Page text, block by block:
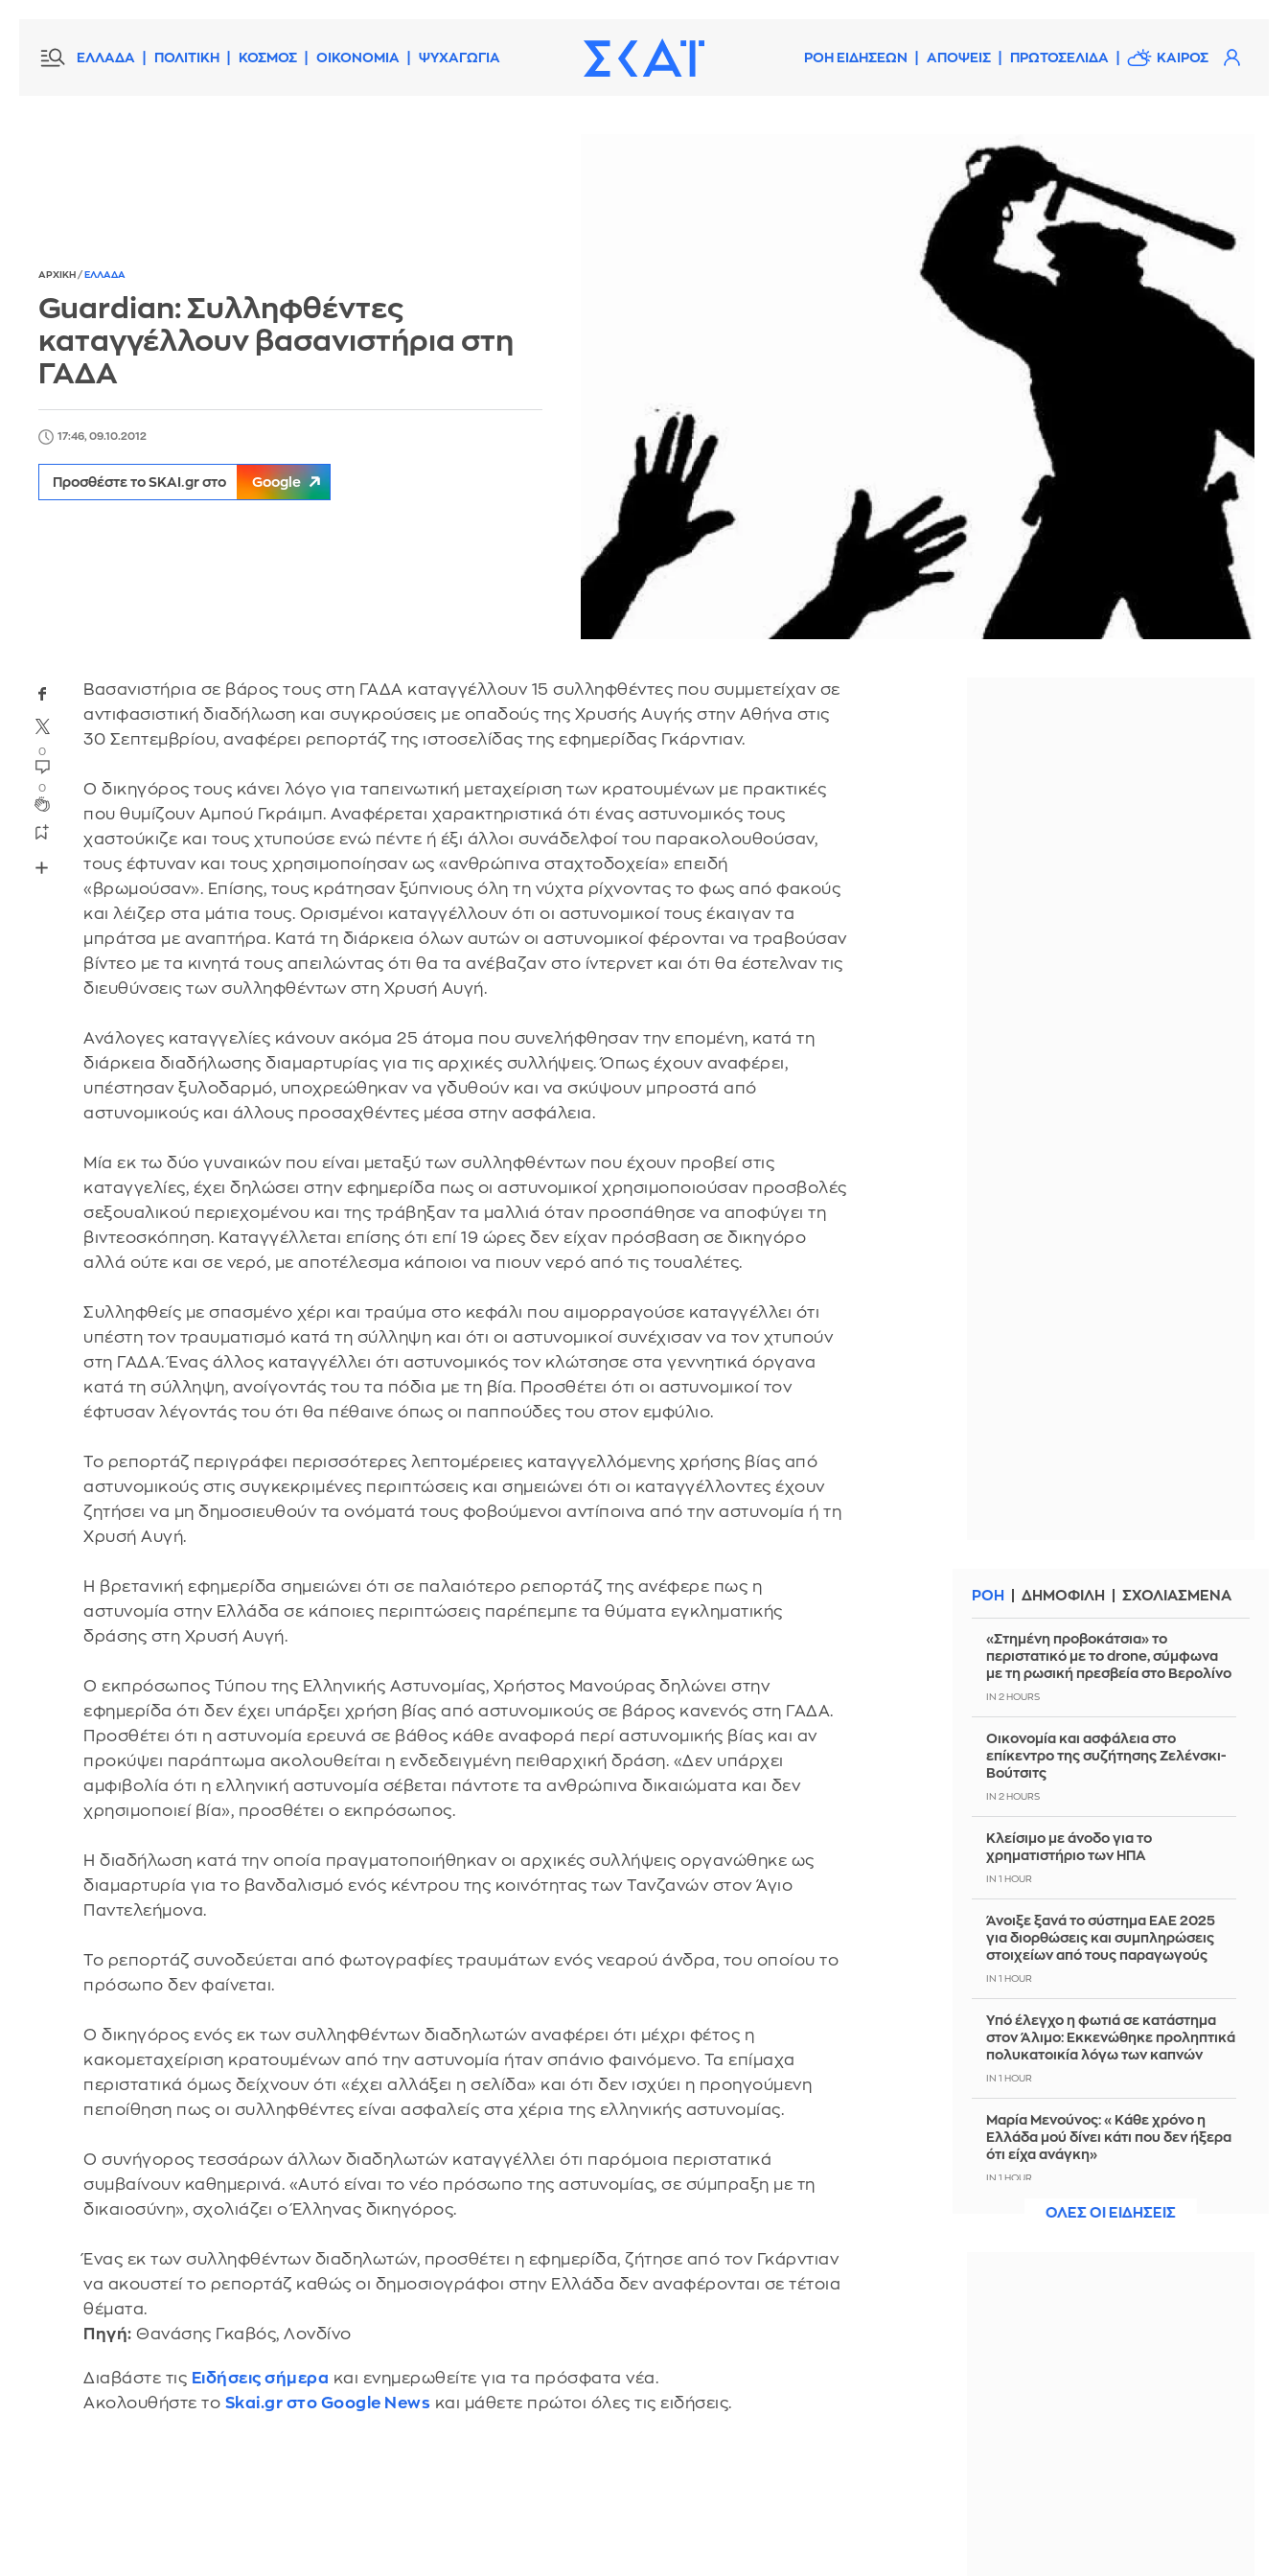
ΕΛΛΑΔΑ ΠΟΛΙΤΙΚΗ ΚΟΣΜΟΣ ΟΙΚΟΝΟΜΙΑ ΨΥΧΑΓΩΓΙΑ ΡΟΗ ΕΙΔΗΣΕΩΝ ΑΠΟΨΕΙΣ ΠΡΩΤΟΣΕΛΙΔΑ ΚΑΙΡΟΣ
ΑΡΧΙΚΗ / ΕΛΛΑΔΑ
Guardian: Συλληφθέντες
καταγγέλλουν βασανιστήρια στη
ΓΑΔΑ
17:46, 09.10.2012
Προσθέστε το SKAI.gr στο Google
0
0
Βασανιστήρια σε βάρος τους στη ΓΑΔΑ καταγγέλλουν 15 συλληφθέντες που συμμετείχαν σε
αντιφασιστική διαδήλωση και συγκρούσεις με οπαδούς της Χρυσής Αυγής στην Αθήνα στις
30 Σεπτεμβρίου, αναφέρει ρεπορτάζ της ιστοσελίδας της εφημερίδας Γκάρντιαν.
Ο δικηγόρος τους κάνει λόγο για ταπεινωτική μεταχείριση των κρατουμένων με πρακτικές
που θυμίζουν Αμπού Γκράιμπ. Αναφέρεται χαρακτηριστικά ότι ένας αστυνομικός τους
χαστούκιζε και τους χτυπούσε ενώ πέντε ή έξι άλλοι συνάδελφοί του παρακολουθούσαν,
τους έφτυναν και τους χρησιμοποίησαν ως «ανθρώπινα σταχτοδοχεία» επειδή
«βρωμούσαν». Επίσης, τους κράτησαν ξύπνιους όλη τη νύχτα ρίχνοντας το φως από φακούς
και λέιζερ στα μάτια τους. Ορισμένοι καταγγέλλουν ότι οι αστυνομικοί τους έκαιγαν τα
μπράτσα με αναπτήρα. Κατά τη διάρκεια όλων αυτών οι αστυνομικοί φέρονται να τραβούσαν
βίντεο με τα κινητά τους απειλώντας ότι θα τα ανέβαζαν στο ίντερνετ και ότι θα έστελναν τις
διευθύνσεις των συλληφθέντων στη Χρυσή Αυγή.
Ανάλογες καταγγελίες κάνουν ακόμα 25 άτομα που συνελήφθησαν την επομένη, κατά τη
διάρκεια διαδήλωσης διαμαρτυρίας για τις αρχικές συλλήψεις. Όπως έχουν αναφέρει,
υπέστησαν ξυλοδαρμό, υποχρεώθηκαν να γδυθούν και να σκύψουν μπροστά από
αστυνομικούς και άλλους προσαχθέντες μέσα στην ασφάλεια.
Μία εκ τω δύο γυναικών που είναι μεταξύ των συλληφθέντων που έχουν προβεί στις
καταγγελίες, έχει δηλώσει στην εφημερίδα πως οι αστυνομικοί χρησιμοποιούσαν προσβολές
σεξουαλικού περιεχομένου και της τράβηξαν τα μαλλιά όταν προσπάθησε να αποφύγει τη
βιντεοσκόπηση. Καταγγέλλεται επίσης ότι επί 19 ώρες δεν είχαν πρόσβαση σε δικηγόρο
αλλά ούτε και σε νερό, με αποτέλεσμα κάποιοι να πιουν νερό από τις τουαλέτες.
Συλληφθείς με σπασμένο χέρι και τραύμα στο κεφάλι που αιμορραγούσε καταγγέλλει ότι
υπέστη τον τραυματισμό κατά τη σύλληψη και ότι οι αστυνομικοί συνέχισαν να τον χτυπούν
στη ΓΑΔΑ. Ένας άλλος καταγγέλλει ότι αστυνομικός τον κλώτσησε στα γεννητικά όργανα
κατά τη σύλληψη, ανοίγοντάς του τα πόδια με τη βία. Προσθέτει ότι οι αστυνομικοί τον
έφτυσαν λέγοντάς του ότι θα πέθαινε όπως οι παππούδες του στον εμφύλιο.
Το ρεπορτάζ περιγράφει περισσότερες λεπτομέρειες καταγγελλόμενης χρήσης βίας από
αστυνομικούς στις συγκεκριμένες περιπτώσεις και σημειώνει ότι οι καταγγέλλοντες έχουν
ζητήσει να μη δημοσιευθούν τα ονόματά τους φοβούμενοι αντίποινα από την αστυνομία ή τη
Χρυσή Αυγή.
Η βρετανική εφημερίδα σημειώνει ότι σε παλαιότερο ρεπορτάζ της ανέφερε πως η
αστυνομία στην Ελλάδα σε κάποιες περιπτώσεις παρέπεμπε τα θύματα εγκληματικής
δράσης στη Χρυσή Αυγή.
Ο εκπρόσωπος Τύπου της Ελληνικής Αστυνομίας, Χρήστος Μανούρας δηλώνει στην
εφημερίδα ότι δεν έχει υπάρξει χρήση βίας από αστυνομικούς σε βάρος κανενός στη ΓΑΔΑ.
Προσθέτει ότι η αστυνομία ερευνά σε βάθος κάθε αναφορά περί αστυνομικής βίας και αν
προκύψει παράπτωμα ακολουθείται η ενδεδειγμένη πειθαρχική δράση. «Δεν υπάρχει
αμφιβολία ότι η ελληνική αστυνομία σέβεται πάντοτε τα ανθρώπινα δικαιώματα και δεν
χρησιμοποιεί βία», προσθέτει ο εκπρόσωπος.
Η διαδήλωση κατά την οποία πραγματοποιήθηκαν οι αρχικές συλλήψεις οργανώθηκε ως
διαμαρτυρία για το βανδαλισμό ενός κέντρου της κοινότητας των Τανζανών στον Άγιο
Παντελεήμονα.
Το ρεπορτάζ συνοδεύεται από φωτογραφίες τραυμάτων ενός νεαρού άνδρα, του οποίου το
πρόσωπο δεν φαίνεται.
Ο δικηγόρος ενός εκ των συλληφθέντων διαδηλωτών αναφέρει ότι μέχρι φέτος η
κακομεταχείριση κρατουμένων από την αστυνομία ήταν σπάνιο φαινόμενο. Τα επίμαχα
περιστατικά όμως δείχνουν ότι «έχει αλλάξει η σελίδα» και ότι δεν ισχύει η προηγούμενη
πεποίθηση πως οι συλληφθέντες είναι ασφαλείς στα χέρια της ελληνικής αστυνομίας.
Ο συνήγορος τεσσάρων άλλων διαδηλωτών καταγγέλλει ότι παρόμοια περιστατικά
συμβαίνουν καθημερινά. «Αυτό είναι το νέο πρόσωπο της αστυνομίας, σε σύμπραξη με τη
δικαιοσύνη», σχολιάζει ο Έλληνας δικηγόρος.
Ένας εκ των συλληφθέντων διαδηλωτών, προσθέτει η εφημερίδα, ζήτησε από τον Γκάρντιαν
να ακουστεί το ρεπορτάζ καθώς οι δημοσιογράφοι στην Ελλάδα δεν αναφέρονται σε τέτοια
θέματα.
Πηγή: Θανάσης Γκαβός, Λονδίνο
Διαβάστε τις Ειδήσεις σήμερα και ενημερωθείτε για τα πρόσφατα νέα.
Ακολουθήστε το Skai.gr στο Google News και μάθετε πρώτοι όλες τις ειδήσεις.
ΡΟΗ ΔΗΜΟΦΙΛΗ ΣΧΟΛΙΑΣΜΕΝΑ
«Στημένη προβοκάτσια» το
περιστατικό με το drone, σύμφωνα
με τη ρωσική πρεσβεία στο Βερολίνο
IN 2 HOURS
Οικονομία και ασφάλεια στο
επίκεντρο της συζήτησης Ζελένσκι-
Βούτσιτς
IN 2 HOURS
Κλείσιμο με άνοδο για το
χρηματιστήριο των ΗΠΑ
IN 1 HOUR
Άνοιξε ξανά το σύστημα ΕΑΕ 2025
για διορθώσεις και συμπληρώσεις
στοιχείων από τους παραγωγούς
IN 1 HOUR
Yπό έλεγχο η φωτιά σε κατάστημα
στον Άλιμο: Εκκενώθηκε προληπτικά
πολυκατοικία λόγω των καπνών
IN 1 HOUR
Μαρία Μενούνος: «Κάθε χρόνο η
Ελλάδα μού δίνει κάτι που δεν ήξερα
ότι είχα ανάγκη»
IN 1 HOUR
Η ξηρασία απειλεί την
ΟΛΕΣ ΟΙ ΕΙΔΗΣΕΙΣ